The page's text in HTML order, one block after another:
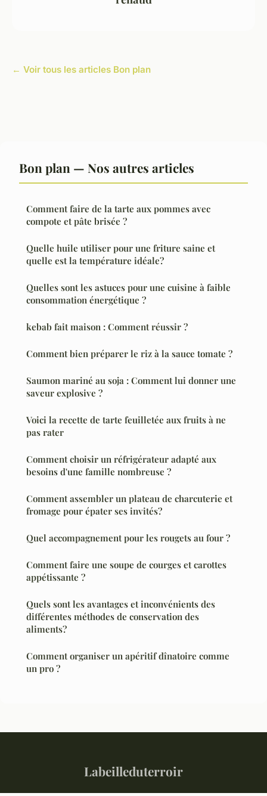
← Voir tous les articles Bon plan
Bon plan — Nos autres articles
Comment faire de la tarte aux pommes avec
compote et pâte brisée ?
Quelle huile utiliser pour une friture saine et
quelle est la température idéale?
Quelles sont les astuces pour une cuisine à faible
consommation énergétique ?
kebab fait maison : Comment réussir ?
Comment bien préparer le riz à la sauce tomate ?
Saumon mariné au soja : Comment lui donner une
saveur explosive ?
Voici la recette de tarte feuilletée aux fruits à ne
pas rater
Comment choisir un réfrigérateur adapté aux
besoins d'une famille nombreuse ?
Comment assembler un plateau de charcuterie et
fromage pour épater ses invités?
Quel accompagnement pour les rougets au four ?
Comment faire une soupe de courges et carottes
appétissante ?
Quels sont les avantages et inconvénients des
différentes méthodes de conservation des
aliments?
Comment organiser un apéritif dînatoire comme
un pro ?
Labeilleduterroir